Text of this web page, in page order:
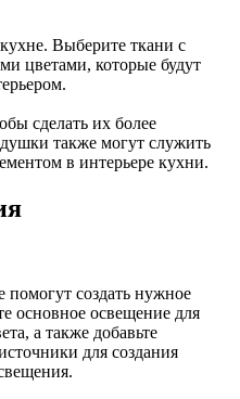
Выберите ткани с
цветами, которые будут
сделать их более
также могут служить
в интерьере кухни.
помогут создать нужное
основное освещение для
а также добавьте
для создания